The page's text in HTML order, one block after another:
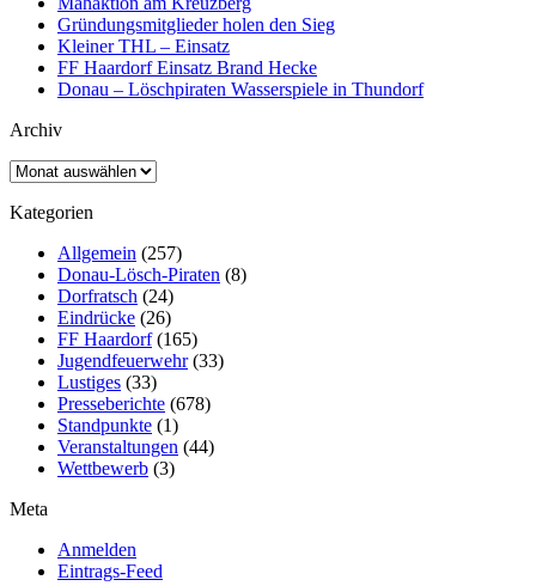
Gründungsmitglieder holen den Sieg
Kleiner THL – Einsatz
FF Haardorf Einsatz Brand Hecke
Donau – Löschpiraten Wasserspiele in Thundorf
Archiv
Archiv
Kategorien
Allgemein (257)
Donau-Lösch-Piraten (8)
Dorfratsch (24)
Eindrücke (26)
FF Haardorf(165)
Jugendfeuerwehr(33)
Lustiges (33)
Presseberichte (678)
Standpunkte (1)
Veranstaltungen (44)
Wettbewerb (3)
Meta
Anmelden
Eintrags-Feed